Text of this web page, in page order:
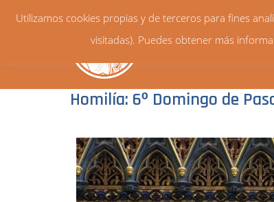
Homilía: 6º Domingo de
Utilizamos cookies propias y de terceros para fines
visitadas). Puedes obtener más